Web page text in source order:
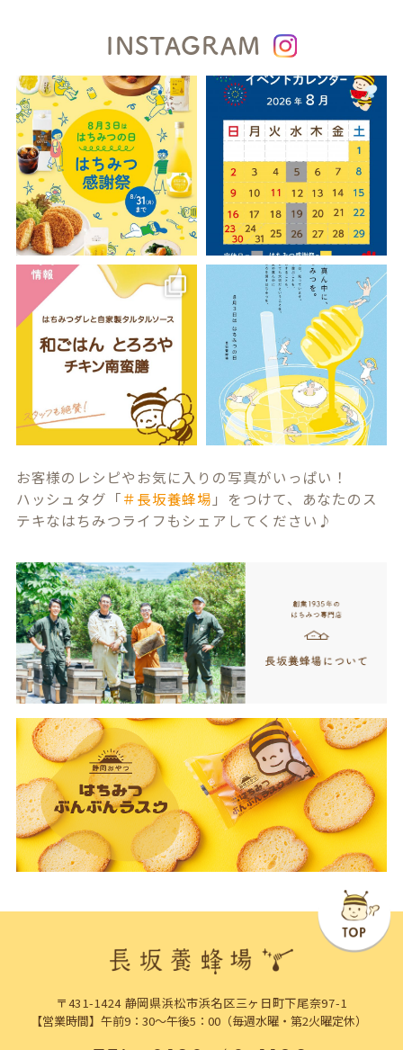
INSTAGRAM
お客様のレシピやお気に入りの写真がいっぱい！
ハッシュタグ「＃長坂養蜂場 」をつけて、あなたのス
テキなはちみつライフもシェアしてください♪
〒431-1424 静岡県浜松市浜名区三ヶ日町下尾奈97-1
【営業時間】午前9：30～午後5：00（毎週水曜・第2火曜定休）